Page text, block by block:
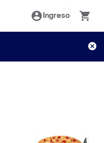
Ingreso